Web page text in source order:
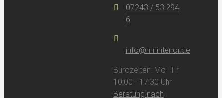
07243 / 53 294
6
info@hminterior.de
Bürozeiten: Mo - Fr
10:00 - 17:30 Uhr
Beratung nach